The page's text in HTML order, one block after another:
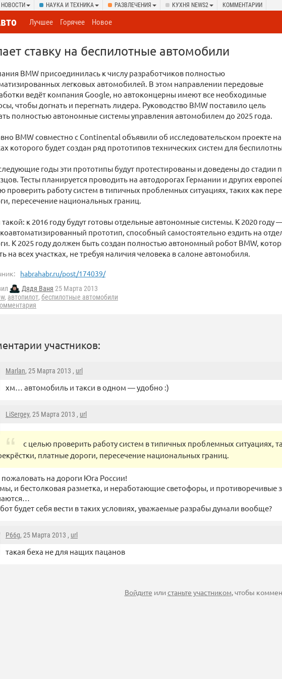
НОВОСТИ НАУКА И ТЕХНИКА РАЗВЛЕЧЕНИЯ КУХНЯ NEWS2 КОММЕНТАРИИ
Лучшее Горячее Новое
ставку на беспилотные автомобили
BMW присоединилась к числу разработчиков полностью
легковых автомобилей. В этом направлении передовые
ведёт компания Google, но автоконцерны имеют все необходимые
чтобы догнать и перегнать лидера. Руководство BMW поставило цель
полностью автономные системы управления автомобилем до 2025 года.
BMW совместно с Continental объявили об исследовательском проекте
которого будет создан ряд прототипов технических систем для
годы эти прототипы будут протестированы и доведены до
Тесты планируется проводить на автодорогах Германии и других
проверить работу систем в типичных проблемных ситуациях, таких как
пересечение национальных границ.
к 2016 году будут готовы отдельные автономные системы. К 2020 году
прототип, способный самостоятельно ездить на
К 2025 году должен быть создан полностью автономный робот BMW,
на всех участках, не требуя наличия человека в салоне автомобиля.
habrahabr.ru/post/174039/
Дядя Ваня 25 Марта 2013
, автопилот, беспилотные автомобили
участников:
Marlan, 25 Марта 2013 , url
хм… автомобиль и такси в одном — удобно :)
LiSergey, 25 Марта 2013 , url
с целью проверить работу систем в типичных проблемных ситуациях,
платные дороги, пересечение национальных границ.
на дороги Юга России!
и бестолковая разметка, и неработающие светофоры, и противоречивые
будет себя вести в таких условиях, уважаемые разрабы думали вообще?
P66g, 25 Марта 2013 , url
такая беха не для нащих пацанов
Войдите илистаньте участником, чтобы